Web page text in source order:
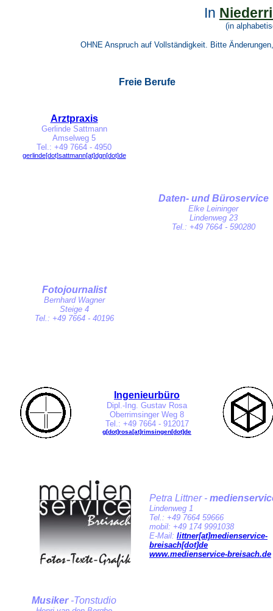
In
(in
OHNE Anspruch auf Vollständigkeit. Bitte
Freie Berufe
Arztpraxis
Gerlinde Sattmann
Amselweg 5
Tel.: +49 7664 - 4950
gerlinde[dot]sattmann[at]dgn[dot]de
Daten- und Büroservice
Elke Leininger
Lindenweg 23
Tel.: +497664 - 590280
Fotojournalist
Bernhard Wagner
Steige 4
Tel.: +497664 - 40196
Ingenieurbüro
Dipl .-Ing. Gustav Rosa
Oberrimsinger Weg 8
Tel.: +49 7664 - 912017
g[dot]rosa[at]rimsingen[dot]de
Petra Littner -
Lindenweg 1
Tel.: +49 7664 59666
mobil: +49 174 9991038
E-Mail: littner[at]medienservice-
breisach[dot]de
www.medienservice-breisach.de
Musiker-Tonstudio